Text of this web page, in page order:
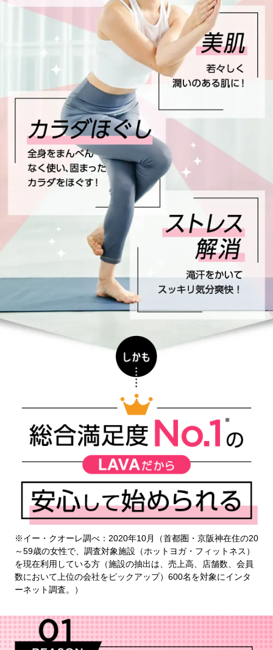
※イー・クオーレ調べ：2020年10月（首都圏・京阪神在住の20
～59歳の女性で、調査対象施設（ホットヨガ・フィットネス）
を現在利用している方（施設の抽出は、売上高、店舗数、会員
数において上位の会社をピックアップ）600名を対象にインタ
ーネット調査。）